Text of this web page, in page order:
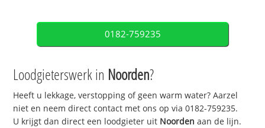
0182-759235
Loodgieterswerk in Noorden?
Heeft u lekkage, verstopping of geen warm water? Aarzel
niet en neem direct contact met ons op via 0182-759235.
U krijgt dan direct een loodgieter uit Noorden aan de lijn.